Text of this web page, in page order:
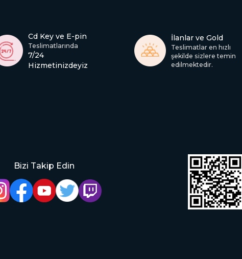
Cd Key ve E-pin
Teslimatlarında
7/24
Hizmetinizdeyiz
İlanlar ve Gold
Teslimatlar en hızlı
şekilde sizlere temin
edilmektedir.
Bizi Takip Edin